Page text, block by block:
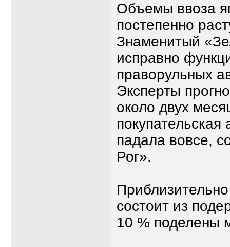
Объемы ввоза
постепенно
Знаменитый
исправно
праворульных
Эксперты
около двух
падала вовсе,
Рог».
состоит из
10 % поделены